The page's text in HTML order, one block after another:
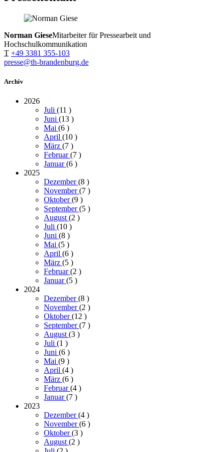
Norman GieseMitarbeiter für Pressearbeit und
Hochschulkommunikation
T +49 3381 355-103
presse@th-brandenburg.de
Archiv
2026
Juli (11 )
Juni (13 )
Mai (6 )
April (10 )
März (7 )
Februar(7 )
Januar(6 )
2025
Dezember(8 )
November(7 )
Oktober(9 )
September(5 )
August(2 )
Juli (10 )
Juni (8 )
Mai (5 )
April (6 )
März (5 )
Februar(2 )
Januar(5 )
2024
Dezember(8 )
November(2 )
Oktober(12 )
September(7 )
August(3 )
Juli (1 )
Juni (6 )
Mai (9 )
April (4 )
März (6 )
Februar(4 )
Januar(7 )
2023
Dezember(4 )
November(6 )
Oktober(3 )
August(2 )